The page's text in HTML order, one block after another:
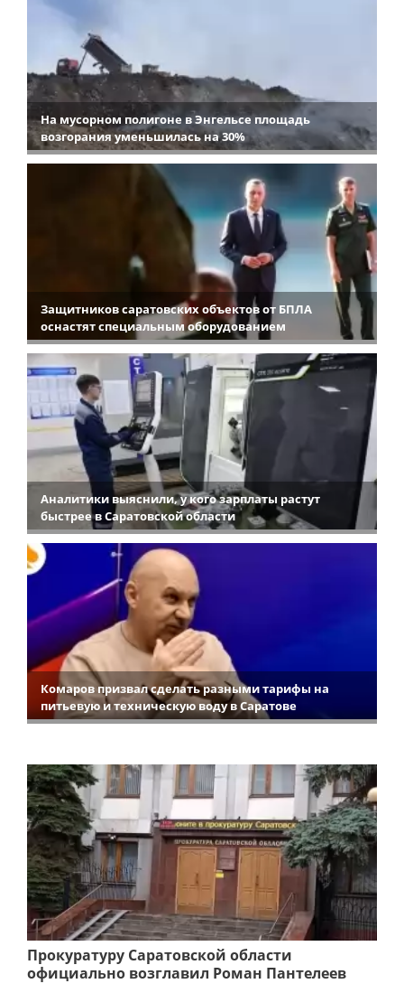
На мусорном полигоне в Энгельсе площадь
возгорания уменьшилась на 30%
Защитников саратовских объектов от БПЛА
оснастят специальным оборудованием
Аналитики выяснили, у кого зарплаты растут
быстрее в Саратовской области
Комаров призвал сделать разными тарифы на
питьевую и техническую воду в Саратове
Прокуратуру Саратовской области
официально возглавил Роман Пантелеев